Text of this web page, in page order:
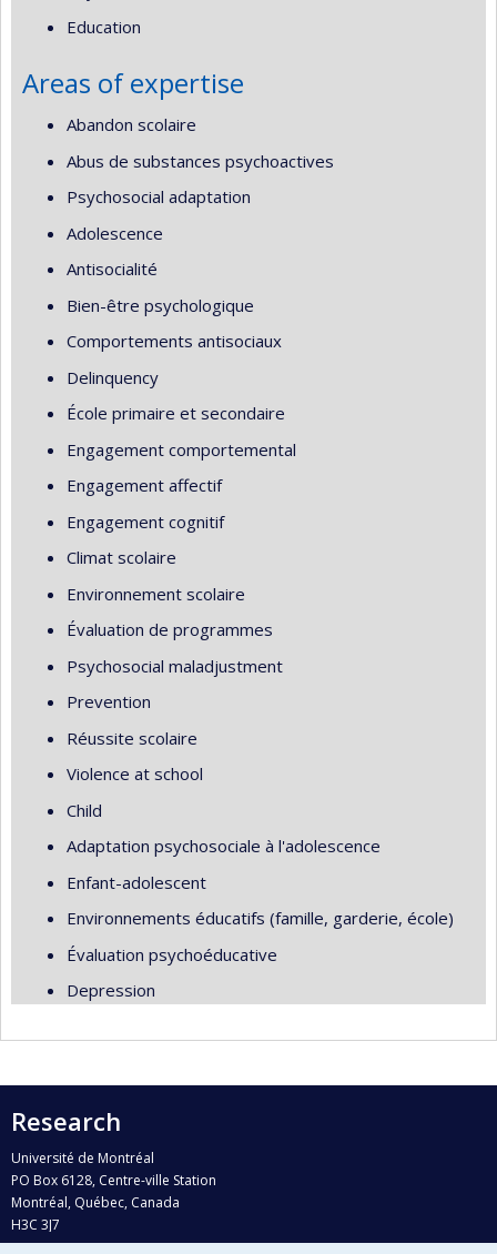
Education
Areas of expertise
Abandon scolaire
Abus de substances psychoactives
Psychosocial adaptation
Adolescence
Antisocialité
Bien-être psychologique
Comportements antisociaux
Delinquency
École primaire et secondaire
Engagement comportemental
Engagement affectif
Engagement cognitif
Climat scolaire
Environnement scolaire
Évaluation de programmes
Psychosocial maladjustment
Prevention
Réussite scolaire
Violence at school
Child
Adaptation psychosociale à l'adolescence
Enfant-adolescent
Environnements éducatifs (famille, garderie, école)
Évaluation psychoéducative
Depression
Research
Université de Montréal
PO Box 6128, Centre-ville Station
Montréal, Québec, Canada
H3C 3J7